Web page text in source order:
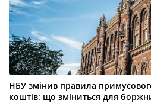
НБУ змінив правила
коштів: що зміниться для